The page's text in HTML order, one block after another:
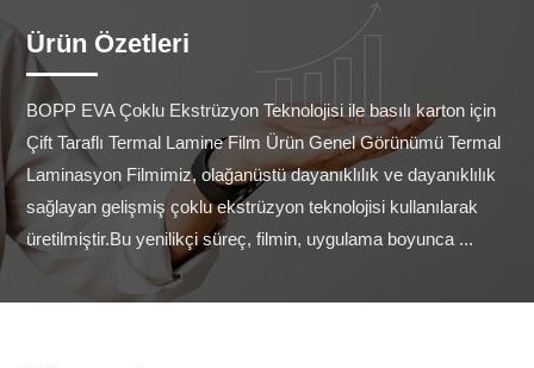
Ürün Özetleri
BOPP EVA Çoklu Ekstrüzyon Teknolojisi ile basılı karton için
Çift Taraflı Termal Lamine Film Ürün Genel Görünümü Termal
Laminasyon Filmimiz, olağanüstü dayanıklılık ve dayanıklılık
sağlayan gelişmiş çoklu ekstrüzyon teknolojisi kullanılarak
üretilmiştir.Bu yenilikçi süreç, filmin, uygulama boyunca ...